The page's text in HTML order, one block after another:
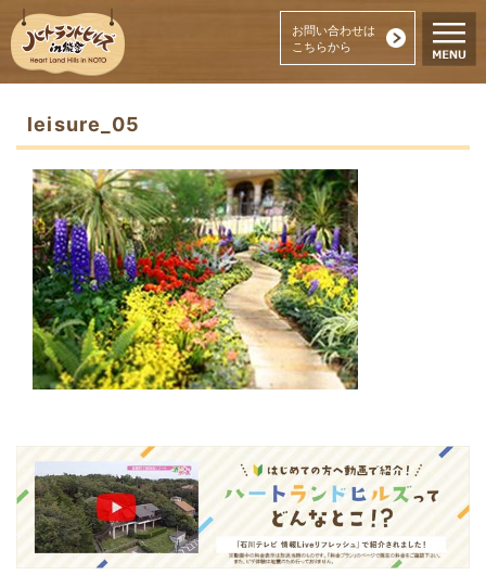
お問い合わせは
こちらから
leisure_05